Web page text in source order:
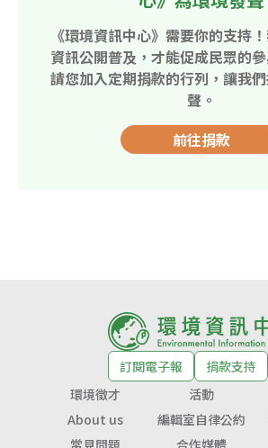
《環境資訊中心》需要你的支持
資訊公開普及，才能促成民眾的
請您加入定期捐款的行列，讓我
聲。
前往捐款
訂閱電子報
捐款支持
環境徵才
活動
About us
編輯室自律公約